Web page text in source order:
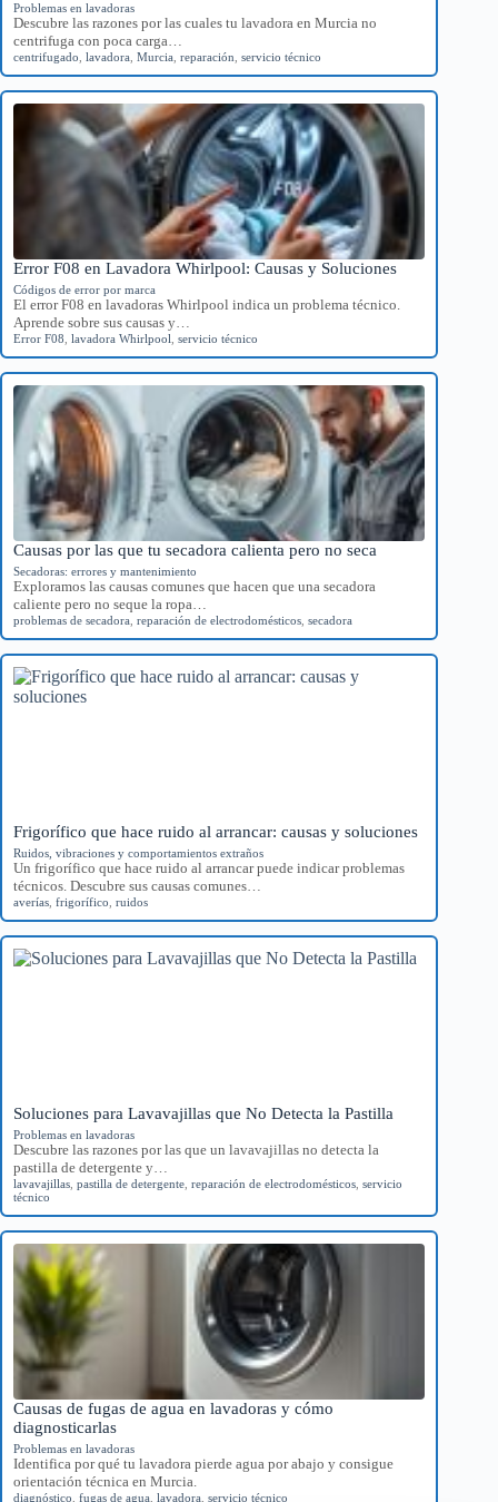
Problemas en lavadoras
Descubre las razones por las cuales tu lavadora en Murcia no
centrifuga con poca carga…
centrifugado lavadora Murcia reparación servicio técnico
Error F08 en Lavadora Whirlpool: Causas y Soluciones
Códigos de error por marca
El error F08 en lavadoras Whirlpool indica un problema técnico.
Aprende sobre sus causas y…
Error F08 lavadora Whirlpool servicio técnico
Causas por las que tu secadora calienta pero no seca
Secadoras: errores y mantenimiento
Exploramos las causas comunes que hacen que una secadora
caliente pero no seque la ropa…
problemas de secadora reparación de electrodomésticos secadora
Frigorífico que hace ruido al arrancar: causas y soluciones
Ruidos, vibraciones y comportamientos extraños
Un frigorífico que hace ruido al arrancar puede indicar problemas
técnicos. Descubre sus causas comunes…
averías frigorífico ruidos
Soluciones para Lavavajillas que No Detecta la Pastilla
Problemas en lavadoras
Descubre las razones por las que un lavavajillas no detecta la
pastilla de detergente y…
lavavajillas pastilla de detergente reparación de electrodomésticos servicio
técnico
Causas de fugas de agua en lavadoras y cómo
diagnosticarlas
Problemas en lavadoras
Identifica por qué tu lavadora pierde agua por abajo y consigue
orientación técnica en Murcia.
diagnóstico fugas de agua lavadora servicio técnico